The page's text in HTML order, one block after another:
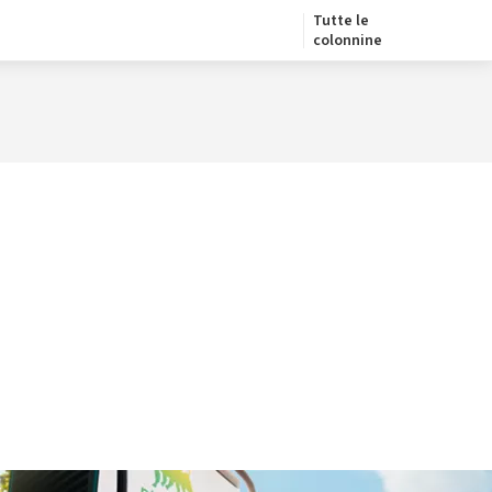
Tutte le
colonnine